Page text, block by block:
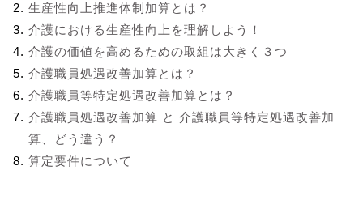
生産性向上推進体制加算とは？
介護における生産性向上を理解しよう！
介護の価値を高めるための取組は大きく３つ
介護職員処遇改善加算とは？
介護職員等特定処遇改善加算とは？
介護職員処遇改善加算 と 介護職員等特定処遇改善加
算、どう違う？
算定要件について